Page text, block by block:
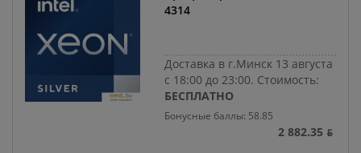
4314
Доставка в г.Минск 13 августа
с 18:00 до 23:00. Стоимость:
БЕСПЛАТНО
Бонусные баллы: 58.85
2 882.35 ƃ